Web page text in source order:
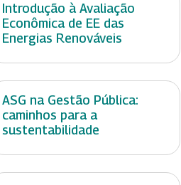
Introdução à Avaliação
Econômica de EE das
Energias Renováveis
ASG na Gestão Pública:
caminhos para a
sustentabilidade